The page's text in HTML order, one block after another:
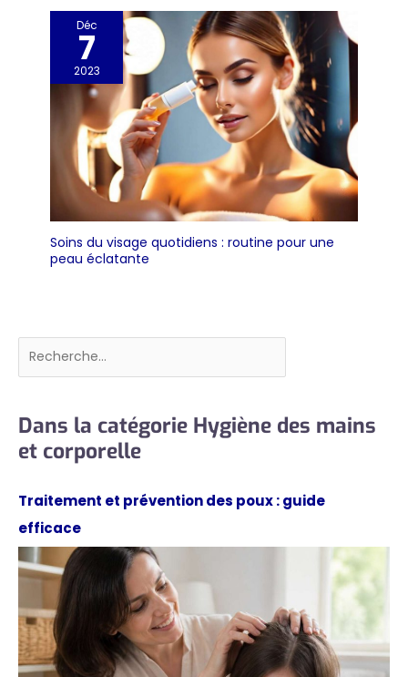
Déc
7
2023
Soins du visage quotidiens : routine pour une
peau éclatante
Rechercher
Dans la catégorie Hygiène des mains
et corporelle
Traitement et prévention des poux : guide
efficace